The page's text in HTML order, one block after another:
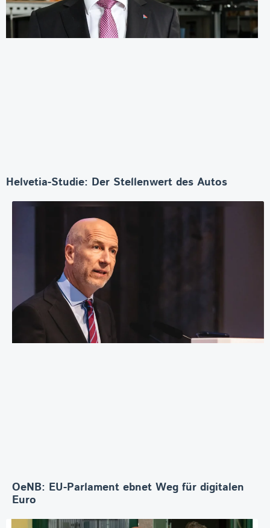
Helvetia-Studie: Der Stellenwert des Autos
OeNB: EU-Parlament ebnet Weg für digitalen
Euro